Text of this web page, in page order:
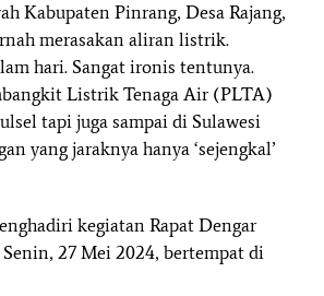
Kabupaten Pinrang, Desa Rajang,
merasakan aliran listrik.
hari. Sangat ironis tentunya.
Listrik Tenaga Air (PLTA)
tapi juga sampai di Sulawesi
yang jaraknya hanya ‘sejengkal’
kegiatan Rapat Dengar
27 Mei 2024, bertempat di